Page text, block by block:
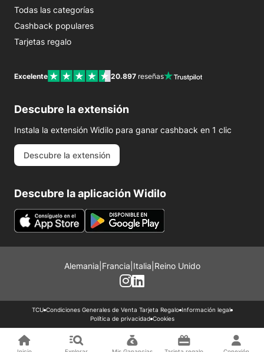
Todas las categorías
Cashback populares
Tarjetas regalo
Excelente 20.897 reseñas
Descubre la extensión
Instala la extensión Widilo para ganar cashback en 1 clic
Descubre la extensión
Descubre la aplicación Widilo
Alemania Francia Italia Reino Unido
TCU Condiciones Generales de Venta Tarjeta Regalo Información legal
Política de privacidad Cookies